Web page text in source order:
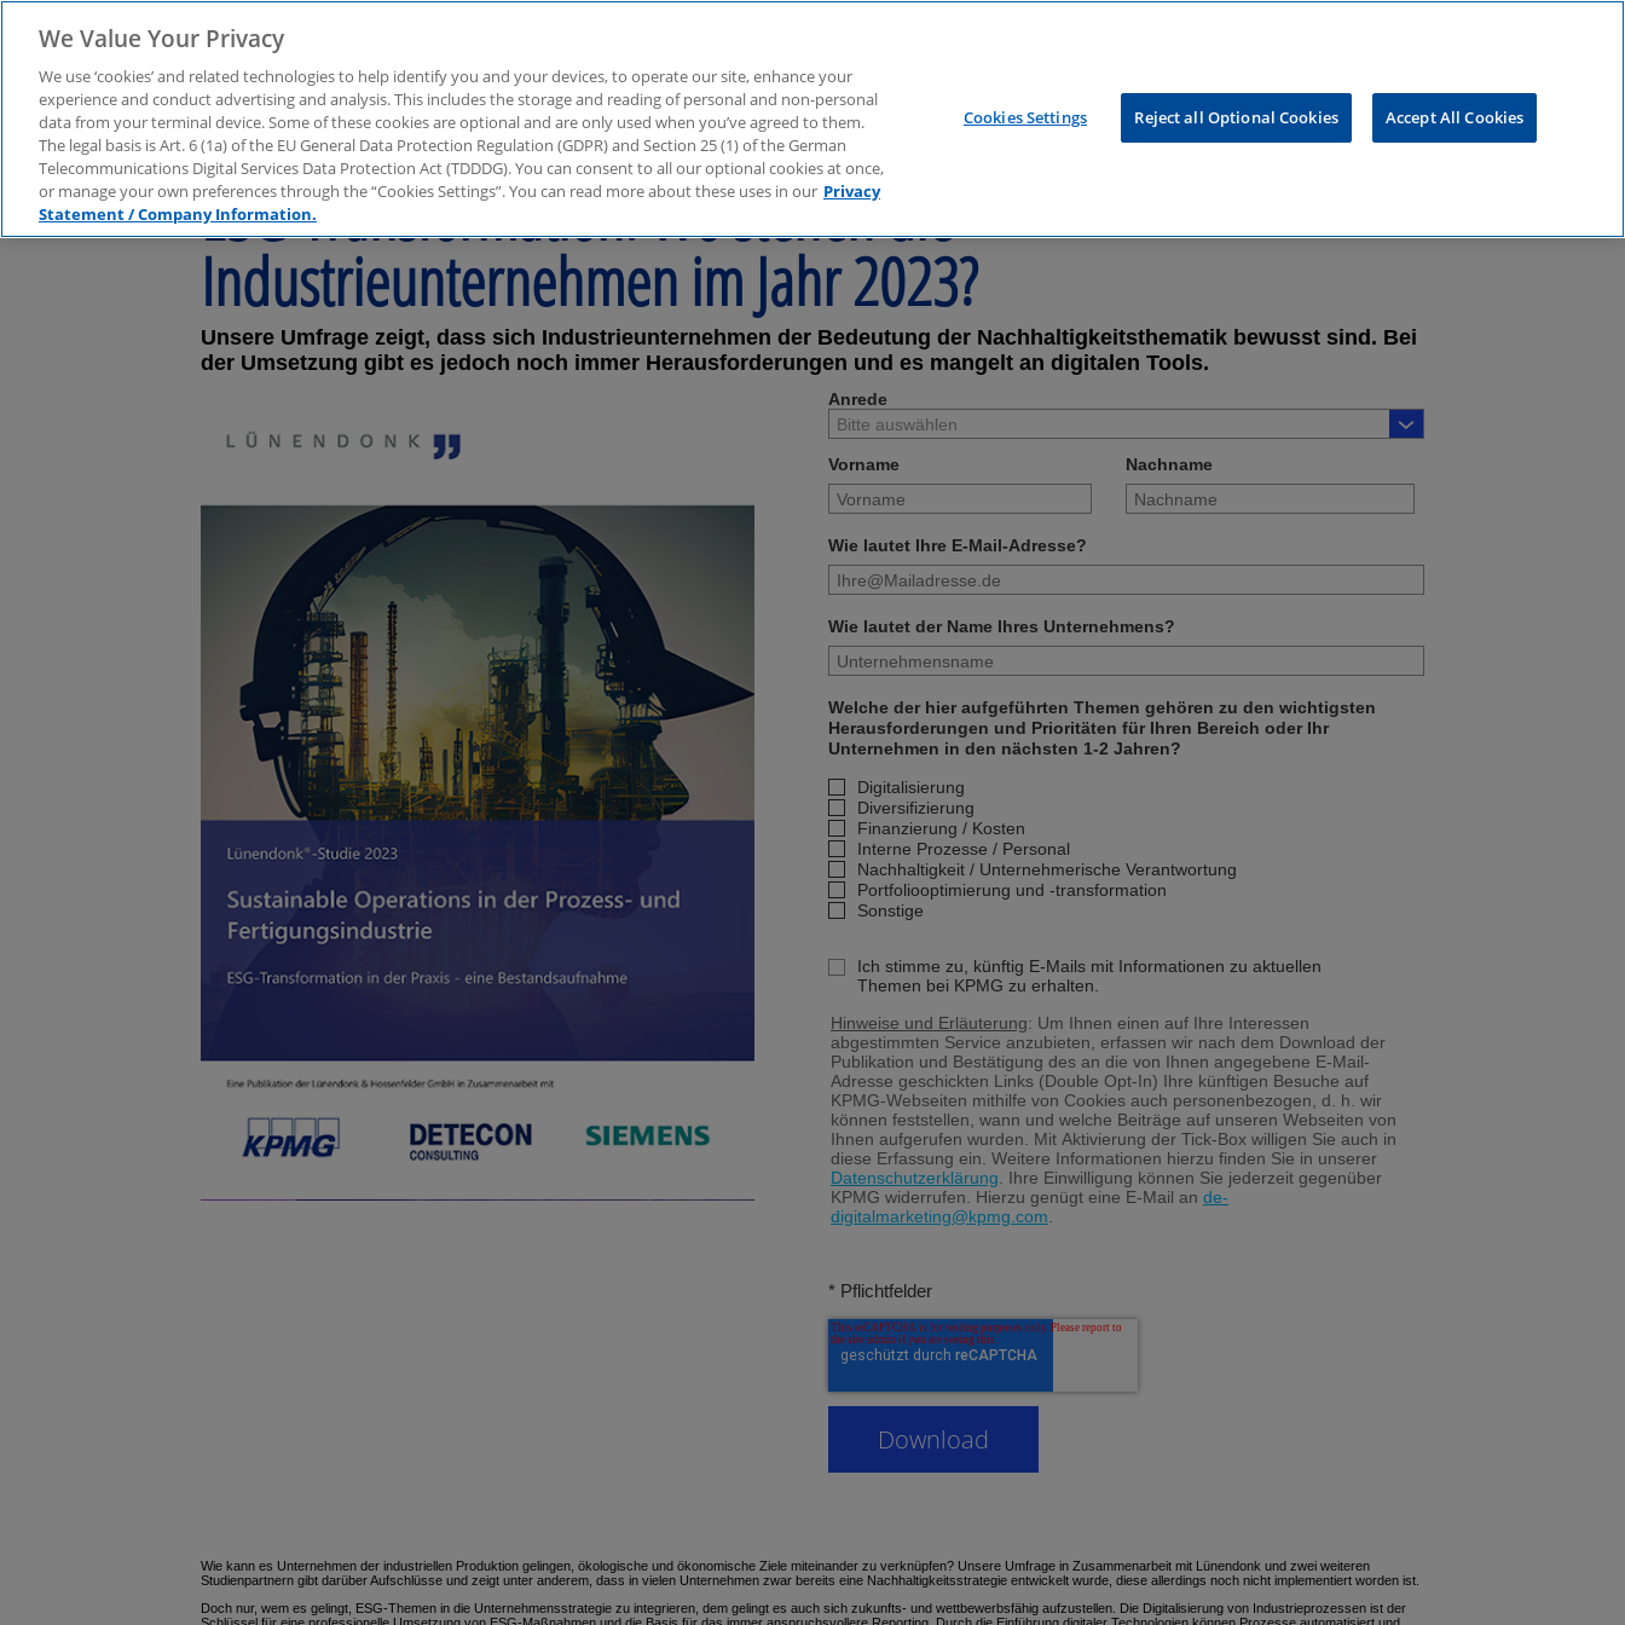
ESG-Transformation: Wo stehen die
Industrieunternehmen im Jahr 2023?
Unsere Umfrage zeigt, dass sich Industrieunternehmen der Bedeutung der Nachhaltigkeitsthematik bewusst sind. Bei
der Umsetzung gibt es jedoch noch immer Herausforderungen und es mangelt an digitalen Tools.
Anrede
Vorname Nachname
Wie lautet Ihre E-Mail-Adresse?
Wie lautet der Name Ihres Unternehmens?
Welche der hier aufgeführten Themen gehören zu den wichtigsten
Herausforderungen und Prioritäten für Ihren Bereich oder Ihr
Unternehmen in den nächsten 1-2 Jahren?
Digitalisierung
Diversifizierung
Finanzierung / Kosten
Interne Prozesse / Personal
Nachhaltigkeit / Unternehmerische Verantwortung
Portfoliooptimierung und -transformation
Sonstige
Hinweise und Erläuterung: Um Ihnen einen auf Ihre Interessen
abgestimmten Service anzubieten, erfassen wir nach dem Download der
Publikation und Bestätigung des an die von Ihnen angegebene E-Mail-
Adresse geschickten Links (Double Opt-In) Ihre künftigen Besuche auf
KPMG-Webseiten mithilfe von Cookies auch personenbezogen, d. h. wir
können feststellen, wann und welche Beiträge auf unseren Webseiten von
Ihnen aufgerufen wurden. Mit Aktivierung der Tick-Box willigen Sie auch in
diese Erfassung ein. Weitere Informationen hierzu finden Sie in unserer
Datenschutzerklärung . Ihre Einwilligung können Sie jederzeit gegenüber
KPMG widerrufen. Hierzu genügt eine E-Mail an de-
digitalmarketing@kpmg.com
Ich stimme zu, künftig E-Mails mit Informationen zu aktuellen
Themen bei KPMG zu erhalten.
* Pflichtfelder
Wie kann es Unternehmen der industriellen Produktion gelingen, ökologische und ökonomische Ziele miteinander zu verknüpfen? Unsere Umfrage in Zusammenarbeit mit Lünendonk und zwei weiteren
Studienpartnern gibt darüber Aufschlüsse und zeigt unter anderem, dass in vielen Unternehmen zwar bereits eine Nachhaltigkeitsstrategie entwickelt wurde, diese allerdings noch nicht implementiert worden ist.
Doch nur, wem es gelingt, ESG-Themen in die Unternehmensstrategie zu integrieren, dem gelingt es auch sich zukunfts- und wettbewerbsfähig aufzustellen. Die Digitalisierung von Industrieprozessen ist der
We Value Your Privacy
We use ‘cookies’ and related technologies to help identify you and your devices, to operate our site, enhance your
experience and conduct advertising and analysis. This includes the storage and reading of personal and non-personal
data from your terminal device. Some of these cookies are optional and are only used when you’ve agreed to them.
The legal basis is Art. 6 (1a) of the EU General Data Protection Regulation (GDPR) and Section 25 (1) of the German
Telecommunications Digital Services Data Protection Act (TDDDG). You can consent to all our optional cookies at once,
or manage your own preferences through the “Cookies Settings”. You can read more about these uses in our Privacy
Statement / Company Information.
Cookies Settings Reject all Optional Cookies Accept All Cookies